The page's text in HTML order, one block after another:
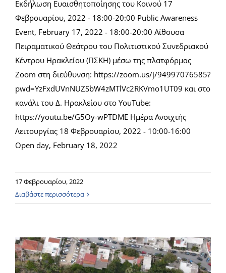
Εκδήλωση Ευαισθητοποίησης του Κοινού 17
Φεβρουαρίου, 2022 - 18:00-20:00 Public Awareness
Event, February 17, 2022 - 18:00-20:00 Αίθουσα
Πειραματικού Θεάτρου του Πολιτιστικού Συνεδριακού
Κέντρου Ηρακλείου (ΠΣΚΗ) μέσω της πλατφόρμας
Zoom στη διεύθυνση: https://zoom.us/j/94997076585?
pwd=YzFxdUVnNUZSbW4zMTlVc2RKVmo1UT09 και στο
κανάλι του Δ. Ηρακλείου στο YouTube:
https://youtu.be/G5Oy-wPTDME Ημέρα Ανοιχτής
Λειτουργίας 18 Φεβρουαρίου, 2022 - 10:00-16:00
Open day, February 18, 2022
17 Φεβρουαρίου, 2022
Διαβάστε περισσότερα